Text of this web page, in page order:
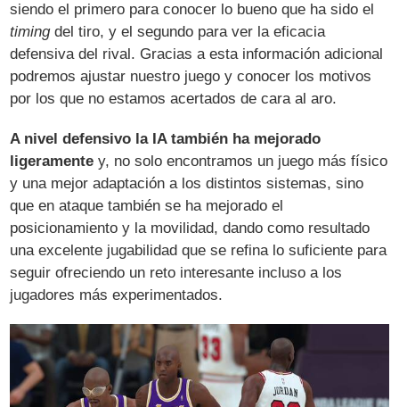
siendo el primero para conocer lo bueno que ha sido el
timingdel tiro, y el segundo para ver la eficacia
defensiva del rival. Gracias a esta información adicional
podremos ajustar nuestro juego y conocer los motivos
por los que no estamos acertados de cara al aro.
A nivel defensivo la IA también ha mejorado
ligeramente y, no solo encontramos un juego más físico
y una mejor adaptación a los distintos sistemas, sino
que en ataque también se ha mejorado el
posicionamiento y la movilidad, dando como resultado
una excelente jugabilidad que se refina lo suficiente para
seguir ofreciendo un reto interesante incluso a los
jugadores más experimentados.